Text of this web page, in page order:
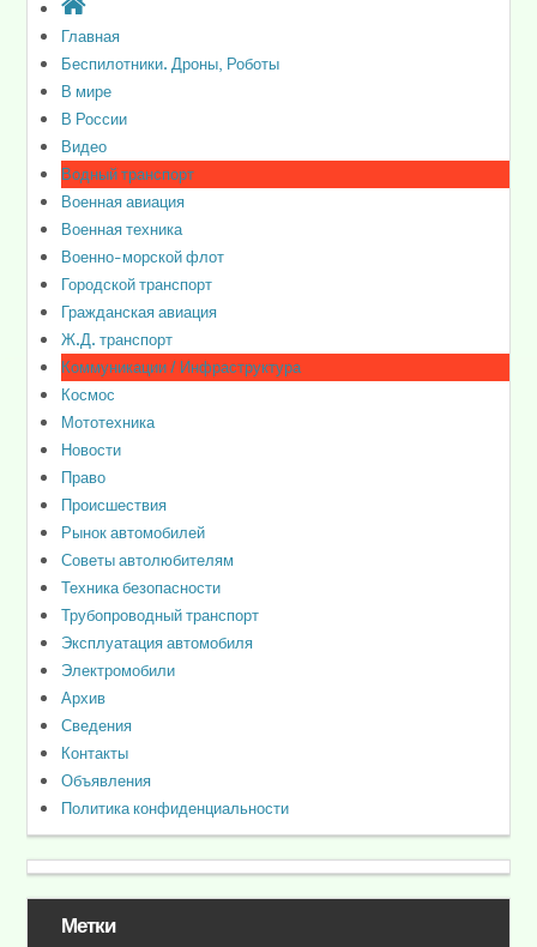
Главная
Беспилотники. Дроны, Роботы
В мире
В России
Видео
Водный транспорт
Военная авиация
Военная техника
Военно-морской флот
Городской транспорт
Гражданская авиация
Ж.Д. транспорт
Коммуникации / Инфраструктура
Космос
Мототехника
Новости
Право
Происшествия
Рынок автомобилей
Советы автолюбителям
Техника безопасности
Трубопроводный транспорт
Эксплуатация автомобиля
Электромобили
Архив
Сведения
Контакты
Объявления
Политика конфиденциальности
Метки